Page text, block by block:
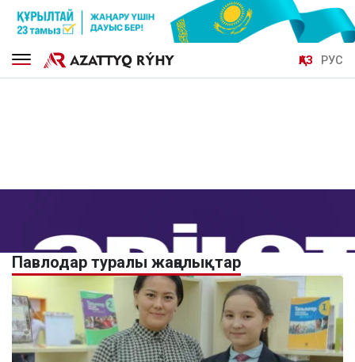
ҚАЗ РУС
Павлодар туралы жаңалықтар